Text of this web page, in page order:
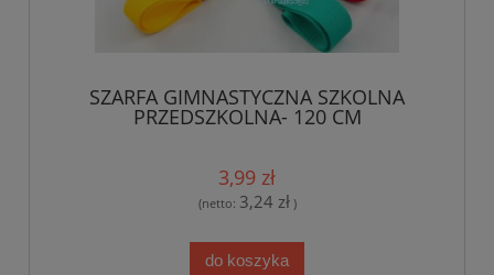
SZARFA GIMNASTYCZNA SZKOLNA
PRZEDSZKOLNA- 120 CM
3,99 zł
(netto: 3,24 zł)
do koszyka